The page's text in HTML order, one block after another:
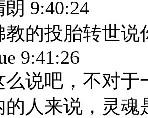
朗 9:40:24
教的投胎转世说
9:41:26
么说吧，不对于
的人来说，灵